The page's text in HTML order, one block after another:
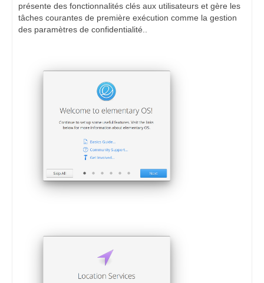
présente des fonctionnalités clés aux utilisateurs et gère les
tâches courantes de première exécution comme la gestion
des paramètres de confidentialité..